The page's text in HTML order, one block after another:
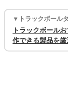
▼トラックボール
トラックボール
作できる製品を厳